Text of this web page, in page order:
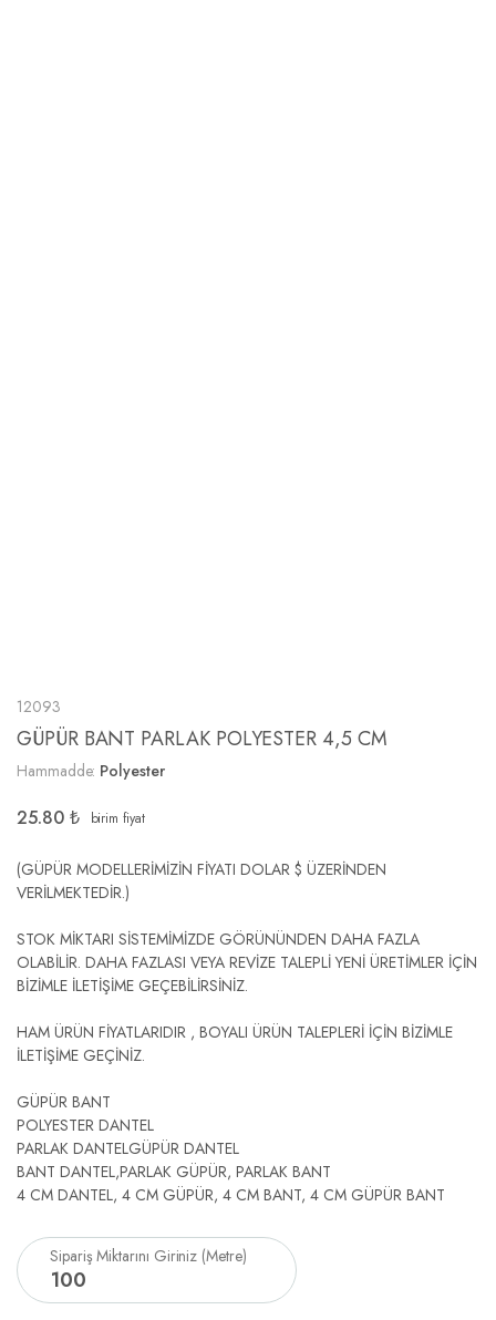
12093
GÜPÜR BANT PARLAK POLYESTER 4,5 CM
Hammadde: Polyester
25.80 ₺ birim fiyat
(GÜPÜR MODELLERİMİZİN FİYATI DOLAR $ ÜZERİNDEN
VERİLMEKTEDİR.)
STOK MİKTARI SİSTEMİMİZDE GÖRÜNÜNDEN DAHA FAZLA
OLABİLİR. DAHA FAZLASI VEYA REVİZE TALEPLİ YENİ ÜRETİMLER İÇİN
BİZİMLE İLETİŞİME GEÇEBİLİRSİNİZ.
HAM ÜRÜN FİYATLARIDIR , BOYALI ÜRÜN TALEPLERİ İÇİN BİZİMLE
İLETİŞİME GEÇİNİZ.
GÜPÜR BANT
POLYESTER DANTEL
PARLAK DANTELGÜPÜR DANTEL
BANT DANTEL,PARLAK GÜPÜR, PARLAK BANT
4 CM DANTEL, 4 CM GÜPÜR, 4 CM BANT, 4 CM GÜPÜR BANT
Sipariş Miktarını Giriniz (Metre)
100